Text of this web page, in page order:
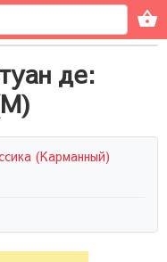
де:
(Карманный)